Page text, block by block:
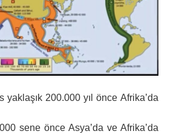
yaklaşık 200.000 yıl önce Afrika’da
sene önce Asya’da ve Afrika’da